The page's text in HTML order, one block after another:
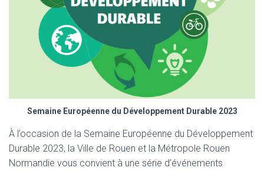
Semaine Européenne du Développement Durable 2023
À l’occasion de la Semaine Européenne du Développement
Durable 2023, la Ville de Rouen et la Métropole Rouen
Normandie vous convient à une série d’événements